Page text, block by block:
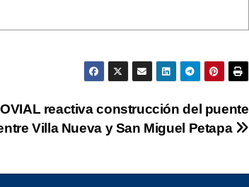
reactiva construcción del puente
Villa Nueva y San Miguel Petapa